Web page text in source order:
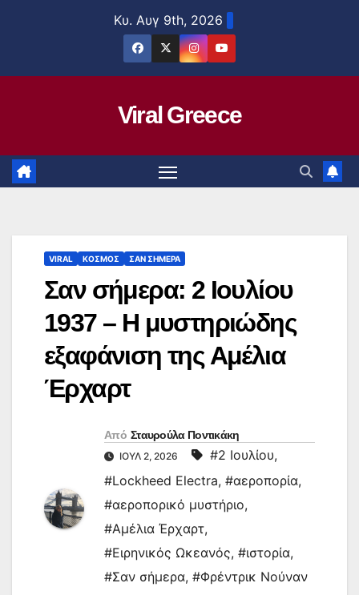
Κυ. Αυγ 9th, 2026
Viral Greece
VIRAL ΚΟΣΜΟΣ ΣΑΝ ΣΗΜΕΡΑ
Σαν σήμερα: 2 Ιουλίου
1937 – Η μυστηριώδης
εξαφάνιση της Αμέλια
Έρχαρτ
Από Σταυρούλα Ποντικάκη
ΙΟΎΛ 2, 2026 #2 Ιουλίου,
#Lockheed Electra, #αεροπορία,
#αεροπορικό μυστήριο,
#Αμέλια Έρχαρτ,
#Ειρηνικός Ωκεανός, #ιστορία,
#Σαν σήμερα, #Φρέντρικ Νούναν